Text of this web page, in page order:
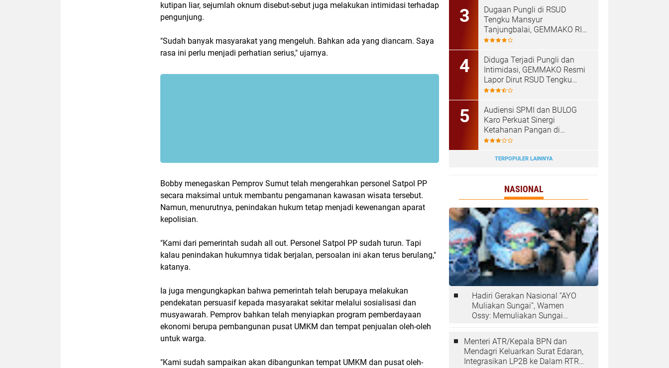
kutipan liar, sejumlah oknum disebut-sebut juga melakukan intimidasi terhadap
pengunjung.
"Sudah banyak masyarakat yang mengeluh. Bahkan ada yang diancam. Saya
rasa ini perlu menjadi perhatian serius," ujarnya.
Bobby menegaskan Pemprov Sumut telah mengerahkan personel Satpol PP
secara maksimal untuk membantu pengamanan kawasan wisata tersebut.
Namun, menurutnya, penindakan hukum tetap menjadi kewenangan aparat
kepolisian.
"Kami dari pemerintah sudah all out. Personel Satpol PP sudah turun. Tapi
kalau penindakan hukumnya tidak berjalan, persoalan ini akan terus berulang,"
katanya.
Ia juga mengungkapkan bahwa pemerintah telah berupaya melakukan
pendekatan persuasif kepada masyarakat sekitar melalui sosialisasi dan
musyawarah. Pemprov bahkan telah menyiapkan program pemberdayaan
ekonomi berupa pembangunan pusat UMKM dan tempat penjualan oleh-oleh
untuk warga.
"Kami sudah sampaikan akan dibangunkan tempat UMKM dan pusat oleh-
Dugaan Pungli di RSUD
Tengku Mansyur
Tanjungbalai, GEMMAKO RI
Minta Penegak Hukum Usut
Diduga Terjadi Pungli dan
Intimidasi, GEMMAKO Resmi
Lapor Dirut RSUD Tengku
Mansyur ke Kejaksaan
Audiensi SPMI dan BULOG
Karo Perkuat Sinergi
Ketahanan Pangan di
Kabanjahe
TERPOPULER LAINNYA
NASIONAL
Hadiri Gerakan Nasional “AYO
Muliakan Sungai”, Wamen
Ossy: Memuliakan Sungai
Menteri ATR/Kepala BPN dan
Mendagri Keluarkan Surat Edaran,
Integrasikan LP2B ke Dalam RTRW